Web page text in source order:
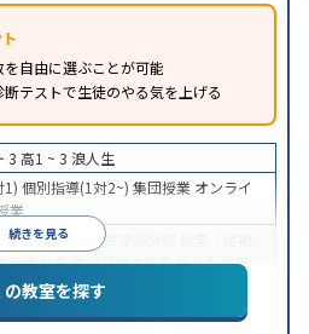
自由に選ぶことが可能
テストで生徒のやる気を上げる
続きを見る
3 高1 ~ 3 浪人生
1) 個別指導(1対2~) 集団授業 オンライ
業
受験大学受験 医学部受験
申点対策学習習慣の定着総合型選抜
薦入試対策学校別特化対策
の教室を探す